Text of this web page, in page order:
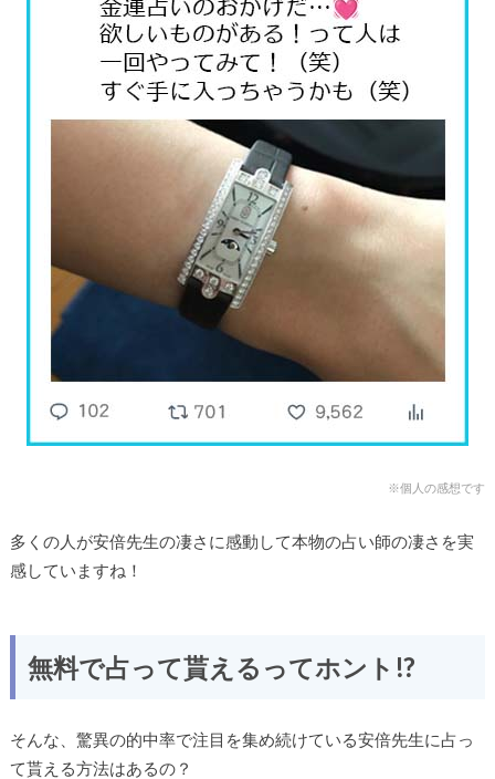
※個人の感想です
多くの人が安倍先生の凄さに感動して本物の占い師の凄さを実
感していますね！
無料で占って貰えるってホント!?
そんな、 驚異の的中率で注目を集め続けている安倍先生に占っ
て貰える方法はあるの？